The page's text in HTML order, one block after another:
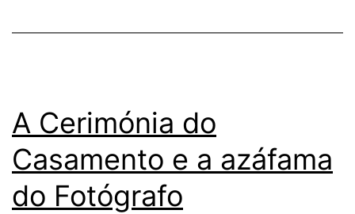
A Cerimónia do
Casamento e a azáfama
do Fotógrafo